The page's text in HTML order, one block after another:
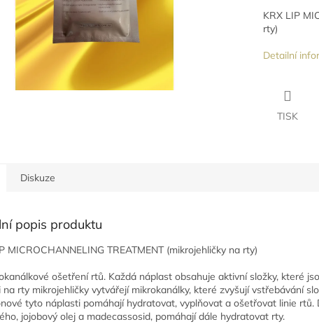
KRX LIP
rty)
Detailní
TISK
Diskuze
popis produktu
MICROCHANNELING TREATMENT (mikrojehličky na rty)
ošetření rtů. Každá náplast obsahuje aktivní složky, které
na rty mikrojehličky vytvářejí mikrokanálky, které zvyšují vstřebávání
tyto náplasti pomáhají hydratovat, vyplňovat a ošetřovat linie rtů.
jojobový olej a madecassosid, pomáhají dále hydratovat rty.